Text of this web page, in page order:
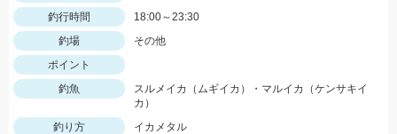
釣行時間
18:00～23:30
釣場
その他
ポイント
釣魚
スルメイカ（ムギイカ）・マルイカ（ケンサキイ
カ）
釣り方
イカメタル